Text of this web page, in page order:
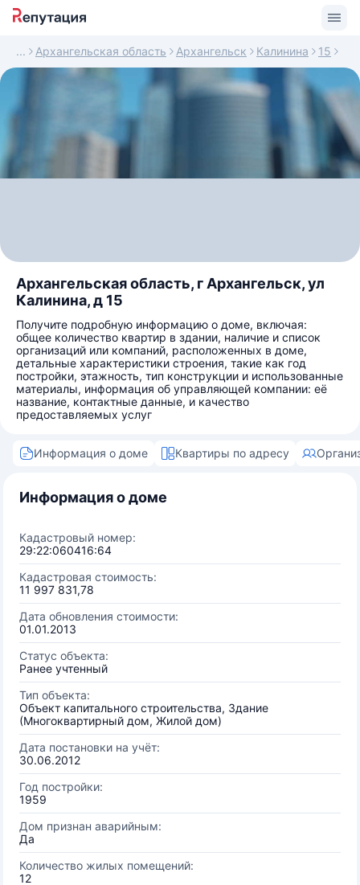
Архангельская область Архангельск Калинина 15
Архангельская область, г Архангельск, ул
Калинина, д 15
Получите подробную информацию о доме, включая:
общее количество квартир в здании, наличие и список
организаций или компаний, расположенных в доме,
детальные характеристики строения, такие как год
постройки, этажность, тип конструкции и использованные
материалы, информация об управляющей компании: её
название, контактные данные, и качество
предоставляемых услуг
Информация о доме Квартиры по адресу
Информация о доме
Кадастровый номер:
29:22:060416:64
Кадастровая стоимость:
11 997 831,78
Дата обновления стоимости:
01.01.2013
Статус объекта:
Ранее учтенный
Тип объекта:
Объект капитального строительства, Здание
(Многоквартирный дом, Жилой дом)
Дата постановки на учёт:
30.06.2012
Год постройки:
1959
Дом признан аварийным:
Да
Количество жилых помещений:
12